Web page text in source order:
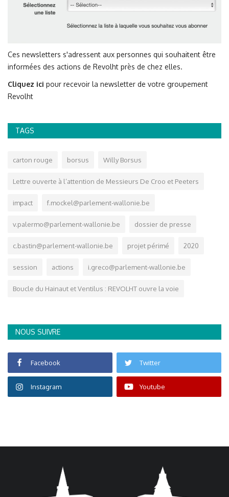
Ces newsletters s'adressent aux personnes qui souhaitent être
informées des actions de Revolht près de chez elles.
Cliquez ici pour recevoir la newsletter de votre groupement
Revolht
TAGS
carton rouge borsus Willy Borsus
Lettre ouverte à l’attention de Messieurs De Croo et Peeters
impact f.mockel@parlement-wallonie.be
v.palermo@parlement-wallonie.be dossier de presse
c.bastin@parlement-wallonie.be projet périmé 2020
session actions i.greco@parlement-wallonie.be
Boucle du Hainaut et Ventilus : REVOLHT ouvre la voie
NOUS SUIVRE
Facebook Twitter
Instagram Youtube